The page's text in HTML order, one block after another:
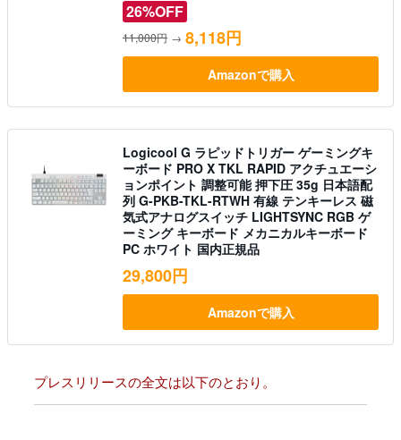
26%OFF
11,000円 → 8,118円
Amazonで購入
Logicool G ラピッドトリガー ゲーミングキ
ーボード PRO X TKL RAPID アクチュエーシ
ョンポイント 調整可能 押下圧 35g 日本語配
列 G-PKB-TKL-RTWH 有線 テンキーレス 磁
気式アナログスイッチ LIGHTSYNC RGB ゲ
ーミング キーボード メカニカルキーボード
PC ホワイト 国内正規品
29,800円
Amazonで購入
プレスリリースの全文は以下のとおり。